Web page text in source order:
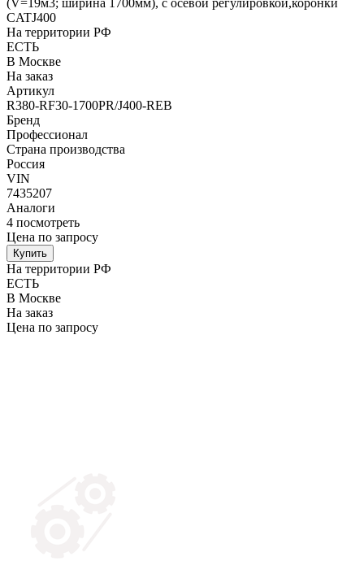
(V=19м3; ширина 1700мм), с осевой регулировкой,коронки
CATJ400
На территории РФ
ЕСТЬ
В Москве
На заказ
Артикул
R380-RF30-1700PR/J400-REB
Бренд
Профессионал
Страна производства
Россия
VIN
7435207
Аналоги
4 посмотреть
Цена по запросу
Купить
На территории РФ
ЕСТЬ
В Москве
На заказ
Цена по запросу